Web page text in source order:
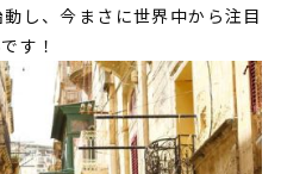
し、今まさに世界中から注目
す！